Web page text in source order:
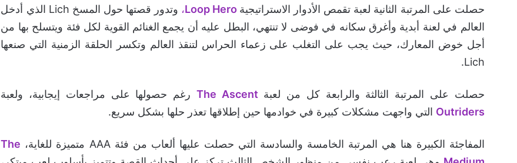
حصلت على المرتبة الثانية لعبة تقمص الأدوار الاستراتيجية ،
وتدور قصتها حول المسخ Lich الذي أدخل
العالم في لعنة أبدية وأغرق سكانه في فوضى لا تنتهي، البطل عليه أن يجمع الغنائم القوية لكل فئة ويتسلح بها من
أجل خوض المعارك، حيث يجب على التغلب على زعماء الحراس لتنقذ العالم وتكسر الحلقة الزمنية التي صنعها
Lich.
حصلت على المرتبة الثالثة والرابعة كل من لعبة The Ascent رغم حصولها على مراجعات إيجابية، ولعبة
Outriders التي واجهت مشكلات كبيرة في خوادمها حين إطلاقها تعذر حلها بشكل سريع.
المفاجئة الكبيرة هنا هي المرتبة الخامسة والسادسة التي حصلت عليها ألعاب من فئة AAA متميزة للغاية،
The